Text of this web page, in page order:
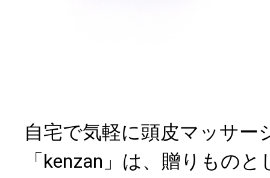
自宅で気軽に頭皮マッサー
「kenzan」は、贈りもの